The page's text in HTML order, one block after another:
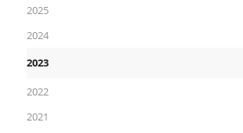
2025
2024
2023
2022
2021